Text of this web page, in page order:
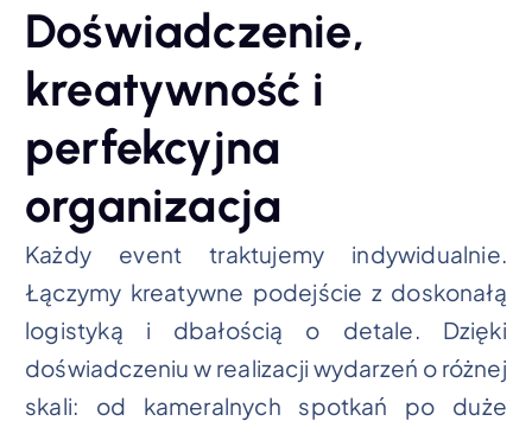
Doświadczenie,
kreatywność i
perfekcyjna
organizacja
Każdy event traktujemy indywidualnie.
Łączymy kreatywne podejście z doskonałą
logistyką i dbałością o detale. Dzięki
doświadczeniu w realizacji wydarzeń o różnej
skali: od kameralnych spotkań po duże